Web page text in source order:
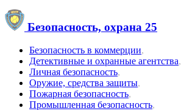
Безопасность, охрана 25
Безопасность в коммерции,
Детективные и охранные агентства,
Личная безопасность,
Оружие, средства защиты,
Пожарная безопасность,
Промышленная безопасность,